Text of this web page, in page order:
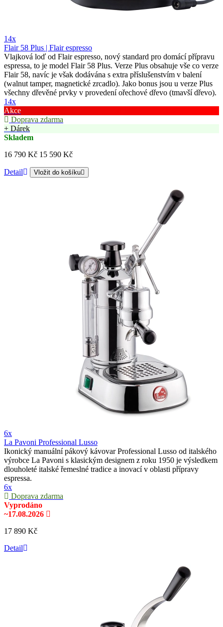
14x
Flair 58 Plus | Flair espresso
Vlajková loď od Flair espresso, nový standard pro domácí přípravu
espressa, to je model Flair 58 Plus. Verze Plus obsahuje vše co verze
Flair 58, navíc je však dodávána s extra příslušenstvím v balení
(walnut tamper, magnetické zrcadlo). Jako bonus jsou u verze Plus
všechny dřevěné prvky v provedení ořechové dřevo (tmavší dřevo).
14x
Akce
Doprava zdarma
+ Dárek
Skladem
16 790 Kč 15 590 Kč
Detail Vložit do košíku
6x
La Pavoni Professional Lusso
Ikonický manuální pákový kávovar Professional Lusso od italského
výrobce La Pavoni s klasickým designem z roku 1950 je výsledkem
dlouholeté italské řemeslné tradice a inovací v oblasti přípravy
espressa.
6x
Doprava zdarma
Vyprodáno
~17.08.2026
17 890 Kč
Detail